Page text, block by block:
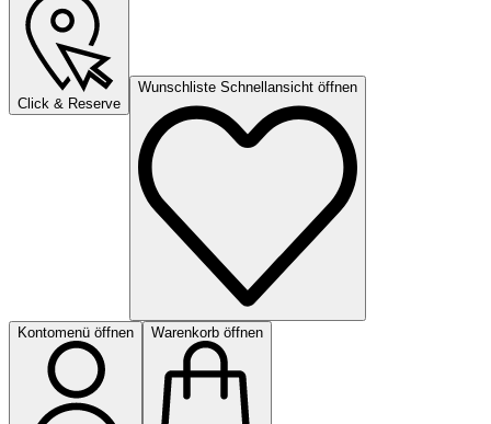
Click & Reserve
Wunschliste Schnellansicht öffnen
Kontomenü öffnen Warenkorb öffnen